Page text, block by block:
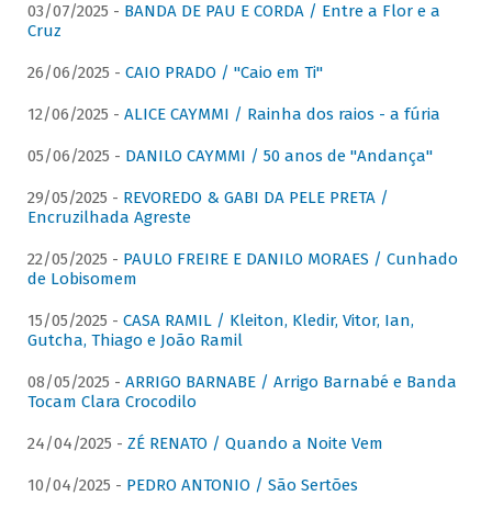
03/07/2025 - BANDA DE PAU E CORDA / Entre a Flor e a
Cruz
26/06/2025 - CAIO PRADO / "Caio em Ti"
12/06/2025 - ALICE CAYMMI / Rainha dos raios - a fúria
05/06/2025 - DANILO CAYMMI / 50 anos de "Andança"
29/05/2025 - REVOREDO & GABI DA PELE PRETA /
Encruzilhada Agreste
22/05/2025 - PAULO FREIRE E DANILO MORAES / Cunhado
de Lobisomem
15/05/2025 - CASA RAMIL / Kleiton, Kledir, Vitor, Ian,
Gutcha, Thiago e João Ramil
08/05/2025 - ARRIGO BARNABE / Arrigo Barnabé e Banda
Tocam Clara Crocodilo
24/04/2025 - ZÉ RENATO / Quando a Noite Vem
10/04/2025 - PEDRO ANTONIO / São Sertões